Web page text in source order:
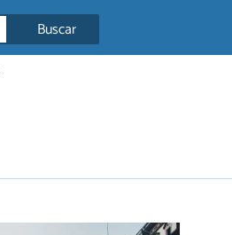
Buscar